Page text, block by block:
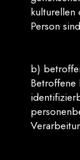
kulturellen
Person
b)